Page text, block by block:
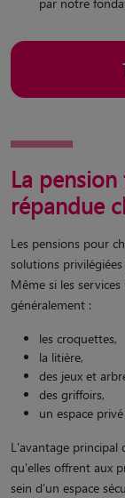
La
répandue
Les pensions pour
solutions
Même si les
généralement :
les croquettes,
la litière,
des jeux et
des griffoirs,
un espace
L'avantage principal
qu'elles offrent aux
sein d’un espace